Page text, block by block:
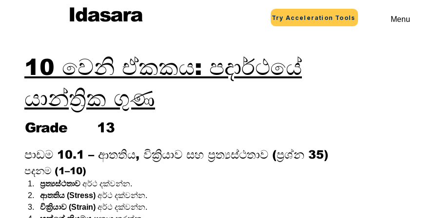
Idasara Try Acceleration Tools Menu
10 වෙනි ඒකකය: පදාර්ථයේ
යාන්ත්‍රික ගුණ
Grade 13
පාඩම 10.1 – ආතතිය, වික්‍රියාව සහ ප්‍රත්‍යස්ථතාව (ප්‍රශ්න 35)
පදනම (1–10)
ප්‍රත්‍යස්ථතාව අර්ථ දක්වන්න.
ආතතිය (Stress) අර්ථ දක්වන්න.
වික්‍රියාව (Strain) අර්ථ දක්වන්න.